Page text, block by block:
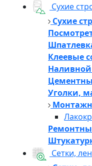
Сухие
Сухие
Клеевые
Уголки,
Сетки,